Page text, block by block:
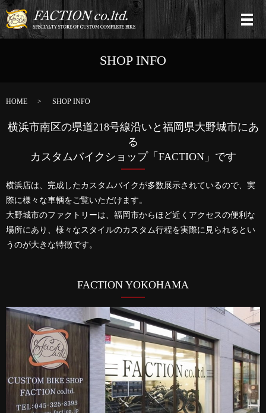
SHOP INFO
HOME SHOP INFO
横浜市南区の県道218号線沿いと福岡県大野城市にあ
る
カスタムバイクショップ「FACTION」です
横浜店は、完成したカスタムバイクが多数展示されているので、実
際に様々な車輌をご覧いただけます。
大野城市のファクトリーは、福岡市からほど近くアクセスの便利な
場所にあり、 様々なスタイルのカスタム行程を実際に見られるとい
うのが大きな特徴です。
FACTION YOKOHAMA